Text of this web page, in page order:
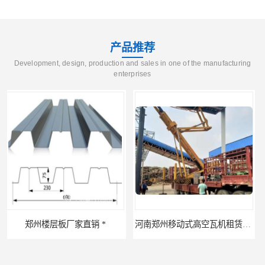
产品推荐
Development, design, production and sales in one of the manufacturing
enterprises